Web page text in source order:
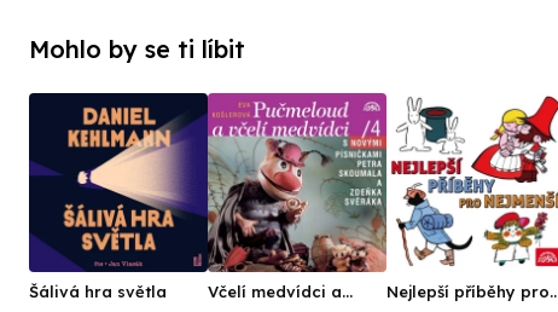
Mohlo by se ti líbit
Šálivá hra světla
Včelí medvídci a
Nejlepší příběhy pro